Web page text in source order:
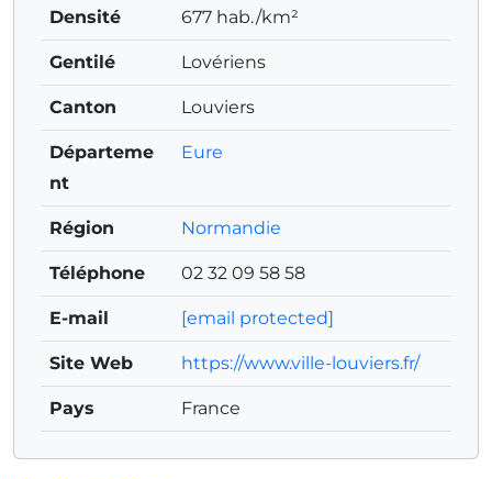
Densité 677 hab./km²
Gentilé Lovériens
Canton Louviers
Départeme
nt
Eure
Région Normandie
Téléphone 02 32 09 58 58
E-mail [email protected]
Site Web https://www.ville-louviers.fr/
Pays France